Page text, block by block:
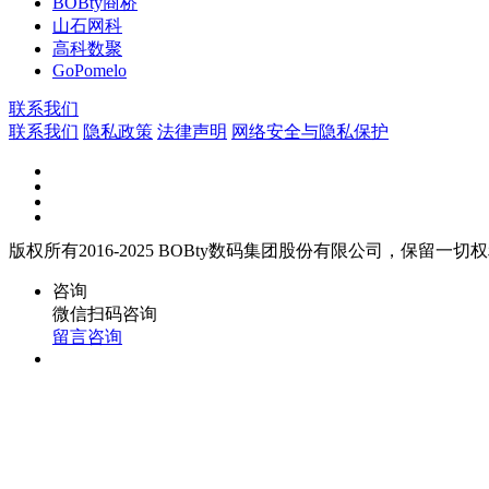
山石网科
高科数聚
GoPomelo
联系我们
联系我们 隐私政策 法律声明 网络安全与隐私保护
版权所有2016-2025 BOBty数码集团股份有限公司，保留一切
咨询
微信扫码咨询
留言咨询